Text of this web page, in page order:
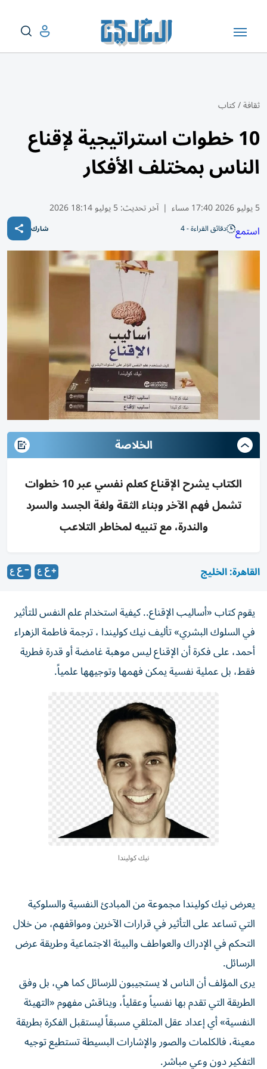
ثقافة/كتاب
10 خطوات استراتيجية لإقناع
الناس بمختلف الأفكار
5 يوليو 2026 17:40 مساء | آخر تحديث:5 يوليو 18:14 2026
استمع دقائق القراءة - 4 شارك
الخلاصة
الكتاب يشرح الإقناع كعلم نفسي عبر 10 خطوات
تشمل فهم الآخر وبناء الثقة ولغة الجسد والسرد
والندرة، مع تنبيه لمخاطر التلاعب
القاهرة: الخليج
يقوم كتاب «أساليب الإقناع.. كيفية استخدام علم النفس للتأثير
في السلوك البشري» تأليف نيك كوليندا ، ترجمة فاطمة الزهراء
أحمد، على فكرة أن الإقناع ليس موهبة غامضة أو قدرة فطرية
فقط، بل عملية نفسية يمكن فهمها وتوجيهها علمياً.
نيك كوليندا
يعرض نيك كوليندا مجموعة من المبادئ النفسية والسلوكية
التي تساعد على التأثير في قرارات الآخرين ومواقفهم، من خلال
التحكم في الإدراك والعواطف والبيئة الاجتماعية وطريقة عرض
الرسائل.
يرى المؤلف أن الناس لا يستجيبون للرسائل كما هي، بل وفق
الطريقة التي تقدم بها نفسياً وعقلياً، ويناقش مفهوم «التهيئة
النفسية» أي إعداد عقل المتلقي مسبقاً ليستقبل الفكرة بطريقة
معينة، فالكلمات والصور والإشارات البسيطة تستطيع توجيه
التفكير دون وعي مباشر.